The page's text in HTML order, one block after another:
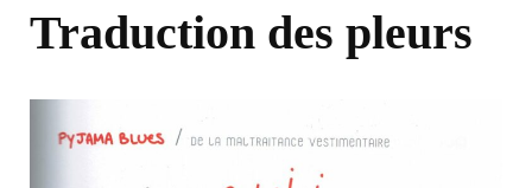
Traduction des pleurs